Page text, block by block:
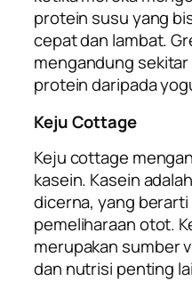
protein susu yang
cepat dan lambat.
mengandung
protein daripada
Keju Cottage
Keju cottage
kasein. Kasein
dicerna, yang
pemeliharaan otot.
merupakan sumber
dan nutrisi penting